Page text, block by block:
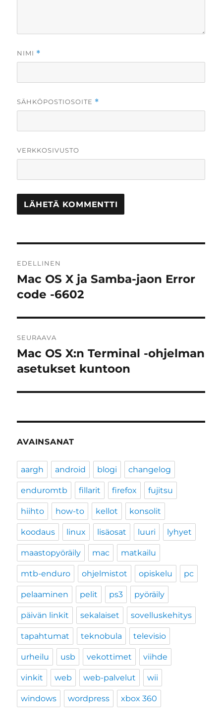
NIMI *
SÄHKÖPOSTIOSOITE *
VERKKOSIVUSTO
selaus
EDELLINEN
Edellinen
artikkeli:
Mac OS X ja Samba-jaon Error
code -6602
SEURAAVA
Seuraava
artikkeli:
Mac OS X:n Terminal -ohjelman
asetukset kuntoon
AVAINSANAT
aargh android blogi changelog
enduromtb fillarit firefox fujitsu
hiihto how-to kellot konsolit
koodaus linux lisäosat luuri lyhyet
maastopyöräily mac matkailu
mtb-enduro ohjelmistot opiskelu pc
pelaaminen pelit ps3 pyöräily
päivän linkit sekalaiset sovelluskehitys
tapahtumat teknobula televisio
urheilu usb vekottimet viihde
vinkit web web-palvelut wii
windows wordpress xbox 360